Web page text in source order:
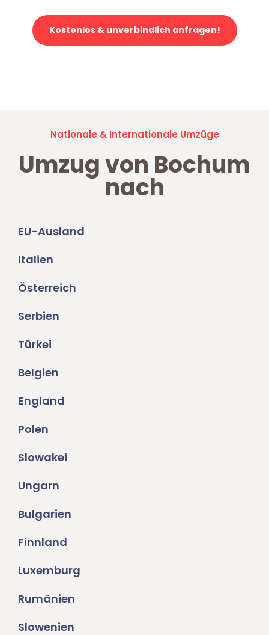
Kostenlos & unverbindlich anfragen!
Nationale & Internationale Umzüge
Umzug von Bochum
nach
EU-Ausland
Italien
Österreich
Serbien
Türkei
Belgien
England
Polen
Slowakei
Ungarn
Bulgarien
Finnland
Luxemburg
Rumänien
Slowenien